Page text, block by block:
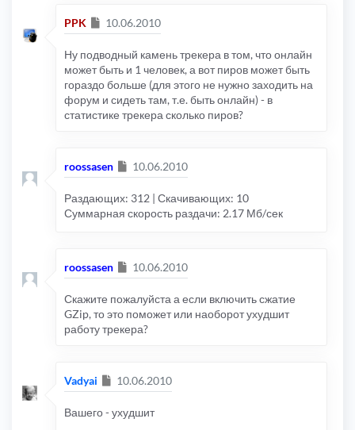
PPK Сообщение
10.06.2010
Ну подводный камень трекера в том, что онлайн
может быть и 1 человек, а вот пиров может быть
гораздо больше (для этого не нужно заходить на
форум и сидеть там, т.е. быть онлайн) - в
статистике трекера сколько пиров?
roossasen Сообщение
10.06.2010
Раздающих: 312 | Скачивающих: 10
Суммарная скорость раздачи: 2.17 Мб/сек
roossasen Сообщение
10.06.2010
Скажите пожалуйста а если включить сжатие
GZip, то это поможет или наоборот ухудшит
работу трекера?
Vadyai Сообщение
10.06.2010
Вашего - ухудшит